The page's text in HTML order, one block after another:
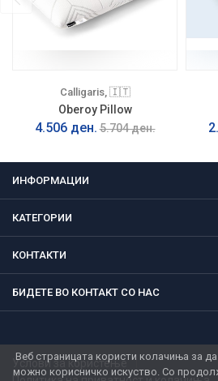
Calligaris, 🇮🇹
Oberoy Pillow
4.506 ден. 5.704 ден.
ИНФОРМАЦИИ
КАТЕГОРИИ
КОНТАКТИ
БИДЕТЕ ВО КОНТАКТ СО НАС
Услови за користење
Веб страницата користи колачиња за
можно корисничко искуство. Со